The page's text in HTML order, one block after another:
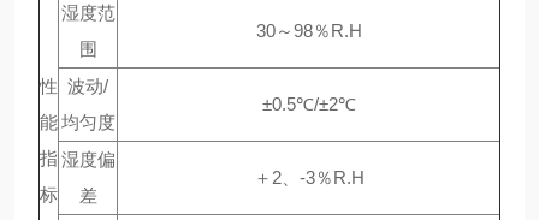
性
能
指
标
湿度范
围
30～98％R.H
波动/
均匀度
±0.5℃/±2℃
湿度偏
差
＋2、-3％R.H